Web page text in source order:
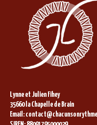
Lynne et Julien Fihey
35660 la Chapelle de Brain
Email: